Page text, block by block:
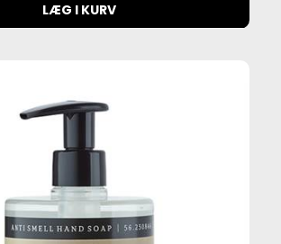
LÆG I KURV